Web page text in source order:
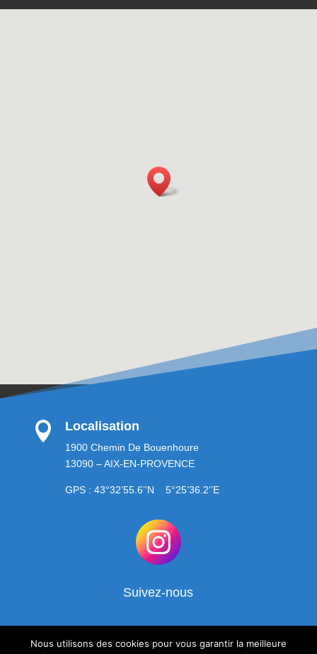
 Localisation
1900 Chemin De Bouenhoure
13090 – AIX-EN-PROVENCE
GPS : 43°32’55.6’’N 5°25’36.2’’E
Suivez-nous
© Loisirs MotoCulture |Mentions légales|Politique
Nous utilisons des cookies pour vous garantir la meilleure